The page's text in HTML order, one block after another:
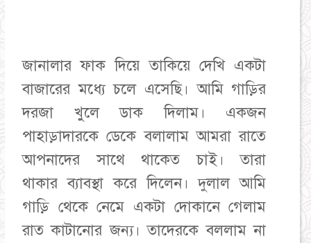
জানালার ফাক দিয়ে তাকিয়ে দেখি একটা
বাজারের মধ্যে চলে এসেছি। আমি গাড়ির
দরজা খুলে ডাক দিলাম। একজন
পাহাড়াদারকে ডেকে বলালাম আমরা রাতে
আপনাদের সাথে থাকেত চাই। তারা
থাকার ব্যাবস্থা করে দিলেন। দুলাল আমি
গাড়ি থেকে নেমে একটা দোকানে গেলাম
রাত কাটানোর জন্য। তাদেরকে বললাম না